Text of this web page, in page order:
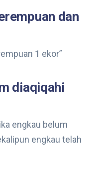
dan
1 ekor”
diaqiqahi
engkau belum
engkau telah